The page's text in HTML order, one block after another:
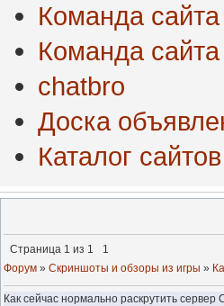
Команда сайта
Команда сайта
chatbro
Доска
Каталог сайтов
Страница 1 из 1
1
Форум » Скриншоты и обзоры из игры »
Как сейчас нормально раскрутить сервер